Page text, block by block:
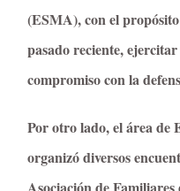
(ESMA), con el
pasado reciente,
compromiso con la
Por otro lado, el área de
organizó diversos
Asociación de Familiares